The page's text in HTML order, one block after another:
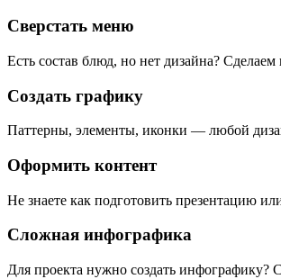
Сверстать меню
Есть состав блюд, но нет дизайна? Сделаем
Создать графику
Паттерны, элементы, иконки — любой
Оформить контент
Не знаете как подготовить презентацию
Сложная инфографика
Для проекта нужно создать инфографику?